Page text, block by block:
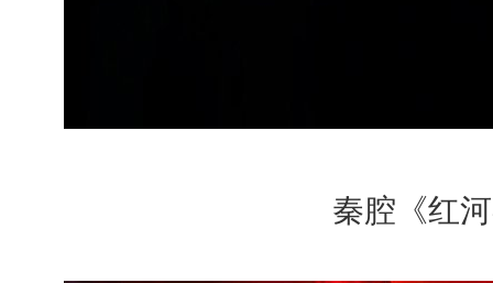
秦腔《红